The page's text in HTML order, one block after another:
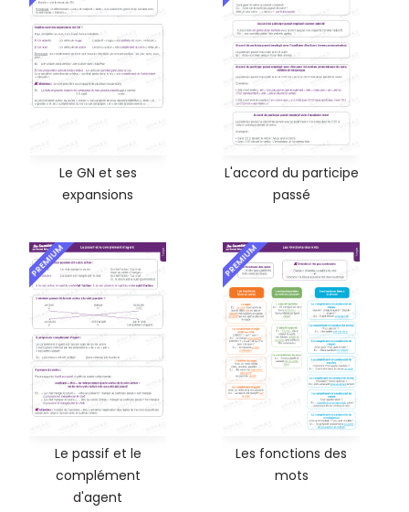
Le GN et ses
expansions
L'accord du participe
passé
PREMIUM
Le passif et le
complément
d'agent
PREMIUM
Les fonctions des
mots